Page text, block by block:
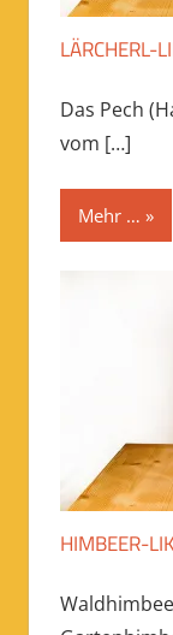
LÄRCHERL-
Das Pech
vom […]
Mehr …
HIMBEER-